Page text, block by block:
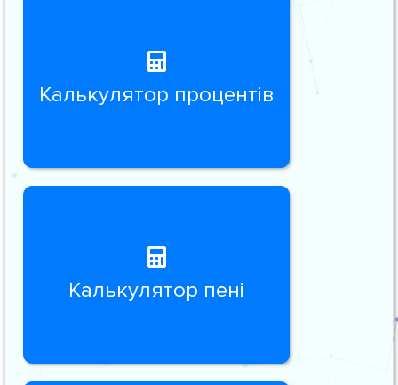
Калькулятор процентів
Калькулятор пені